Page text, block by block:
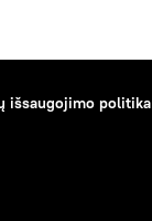
išsaugojimo politika